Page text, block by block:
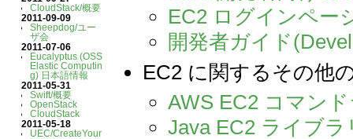
CloudStack/概要
2011-09-09
Sheepdog/ユー
ザ会
2011-07-06
Eucalyptus (OSS
Elastic Computin
g) 日本語情報
2011-05-31
Swift/概要
OpenStack
CloudStack
2011-05-18
UEC/CreateYour
EC2 ログインペー
開発者ガイド
EC2 に関するその他
AWS EC2 コマン
Java EC2 ライブラ